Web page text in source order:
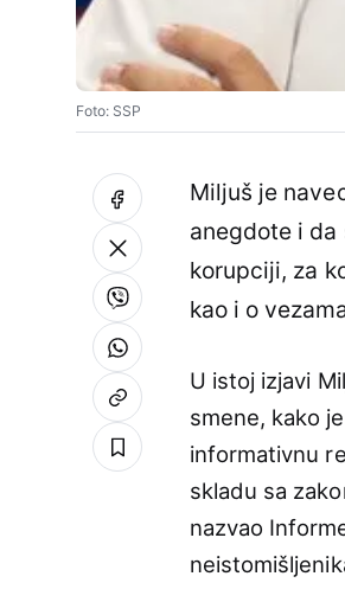
Foto: SSP
Miljuš je
anegdote i
korupciji, za
kao i o
U istoj izjavi
smene, kako
informativnu
skladu sa
nazvao